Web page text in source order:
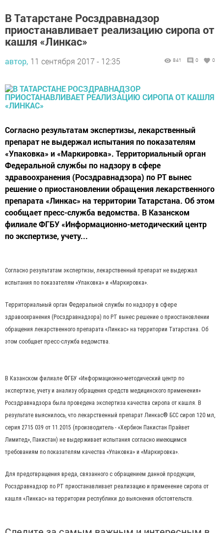
В Татарстане Росздравнадзор
приостанавливает реализацию сиропа от
кашля «Линкас»
автор, 11 сентября 2017 - 12:35 841 0 0
Согласно результатам экспертизы, лекарственный
препарат не выдержал испытания по показателям
«Упаковка» и «Маркировка». Территориальный орган
Федеральной службы по надзору в сфере
здравоохранения (Росздравнадзора) по РТ вынес
решение о приостановлении обращения лекарственного
препарата «Линкас» на территории Татарстана. Об этом
сообщает пресс-служба ведомства. В Казанском
филиале ФГБУ «Информационно-методический центр
по экспертизе, учету...
Согласно результатам экспертизы, лекарственный препарат не выдержал
испытания по показателям «Упаковка» и «Маркировка».
Территориальный орган Федеральной службы по надзору в сфере
здравоохранения (Росздравнадзора) по РТ вынес решение о приостановлении
обращения лекарственного препарата «Линкас» на территории Татарстана. Об
этом сообщает пресс-служба ведомства.
В Казанском филиале ФГБУ «Информационно-методический центр по
экспертизе, учету и анализу обращения средств медицинского применения»
Росздравнадзора была проведена экспертиза качества сиропа от кашля. В
результате выяснилось, что лекарственный препарат Линкас® БСС сироп 120 мл,
серия 2715 039 от 11.2015 (производитель - «Хербион Пакистан Прайвет
Лимитед», Пакистан) не выдерживает испытания согласно имеющимся
требованиям по показателям качества «Упаковка» и «Маркировка».
Для предотвращения вреда, связанного с обращением данной продукции,
Росздравнадзор по РТ приостанавливает реализацию и применение сиропа от
кашля «Линкас» на территории республики до выяснения обстоятельств.